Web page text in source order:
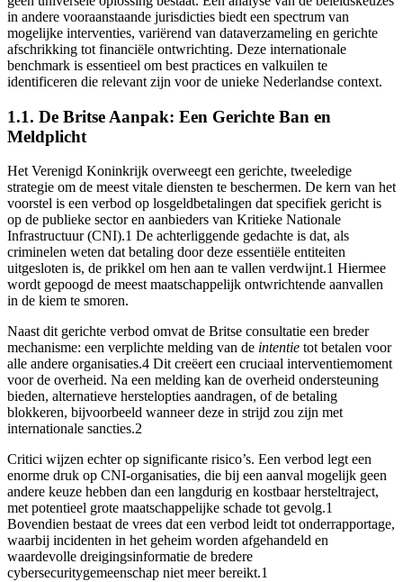
in andere vooraanstaande jurisdicties biedt een spectrum van
mogelijke interventies, variërend van dataverzameling en gerichte
afschrikking tot financiële ontwrichting. Deze internationale
benchmark is essentieel om best practices en valkuilen te
identificeren die relevant zijn voor de unieke Nederlandse context.
1.1. De Britse Aanpak: Een Gerichte Ban en
Meldplicht
Het Verenigd Koninkrijk overweegt een gerichte, tweeledige
strategie om de meest vitale diensten te beschermen. De kern van het
voorstel is een verbod op losgeldbetalingen dat specifiek gericht is
op de publieke sector en aanbieders van Kritieke Nationale
Infrastructuur (CNI).1 De achterliggende gedachte is dat, als
criminelen weten dat betaling door deze essentiële entiteiten
uitgesloten is, de prikkel om hen aan te vallen verdwijnt.1 Hiermee
wordt gepoogd de meest maatschappelijk ontwrichtende aanvallen
in de kiem te smoren.
Naast dit gerichte verbod omvat de Britse consultatie een breder
mechanisme: een verplichte melding van de intentie tot betalen voor
alle andere organisaties.4 Dit creëert een cruciaal interventiemoment
voor de overheid. Na een melding kan de overheid ondersteuning
bieden, alternatieve herstelopties aandragen, of de betaling
blokkeren, bijvoorbeeld wanneer deze in strijd zou zijn met
internationale sancties.2
Critici wijzen echter op significante risico’s. Een verbod legt een
enorme druk op CNI-organisaties, die bij een aanval mogelijk geen
andere keuze hebben dan een langdurig en kostbaar hersteltraject,
met potentieel grote maatschappelijke schade tot gevolg.1
Bovendien bestaat de vrees dat een verbod leidt tot onderrapportage,
waarbij incidenten in het geheim worden afgehandeld en
waardevolle dreigingsinformatie de bredere
cybersecuritygemeenschap niet meer bereikt.1